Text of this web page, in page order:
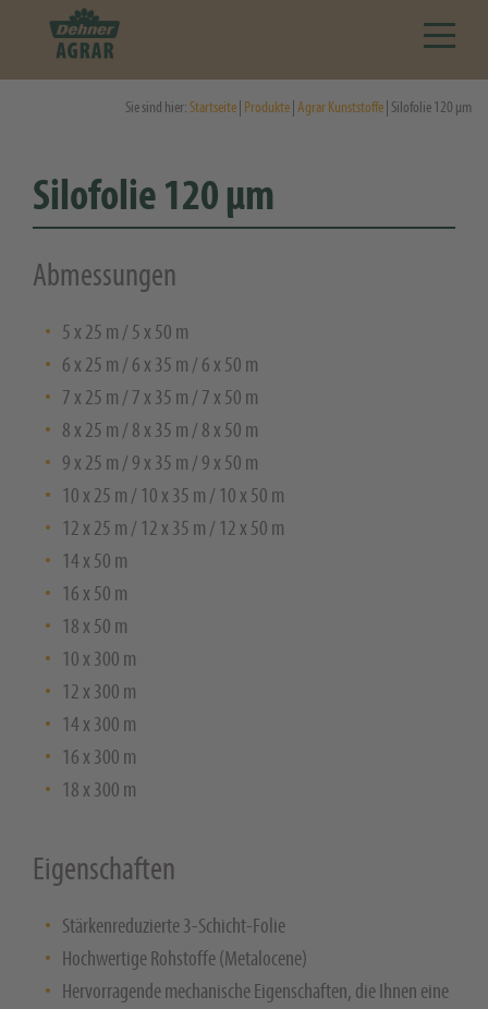
Sie sind hier:Startseite Produkte Agrar Kunststoffe | Silofolie 120 µm
Silofolie 120 µm
Abmessungen
5 x 25 m / 5 x 50 m
6 x 25 m / 6 x 35 m / 6 x 50 m
7 x 25 m / 7 x 35 m / 7 x 50 m
8 x 25 m / 8 x 35 m / 8 x 50 m
9 x 25 m / 9 x 35 m / 9 x 50 m
10 x 25 m / 10 x 35 m / 10 x 50 m
12 x 25 m / 12 x 35 m / 12 x 50 m
14 x 50 m
16 x 50 m
18 x 50 m
10 x 300 m
12 x 300 m
14 x 300 m
16 x 300 m
18 x 300 m
Eigenschaften
Stärkenreduzierte 3-Schicht-Folie
Hochwertige Rohstoffe (Metalocene)
Hervorragende mechanische Eigenschaften, die Ihnen eine